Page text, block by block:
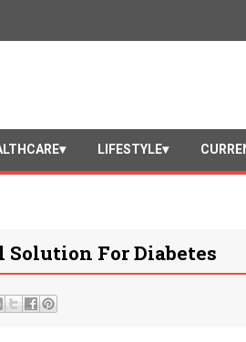
LIFESTYLE
Solution For Diabetes